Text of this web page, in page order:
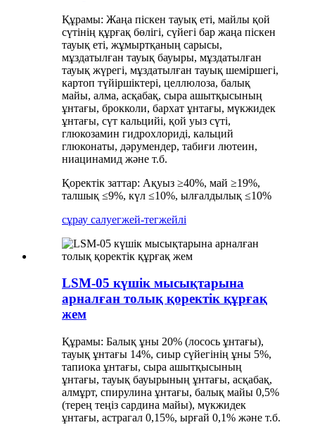
Құрамы: Жаңа піскен тауық еті, майлы қой
сүтінің құрғақ бөлігі, сүйегі бар жаңа піскен
тауық еті, жұмыртқаның сарысы,
мұздатылған тауық бауыры, мұздатылған
тауық жүрегі, мұздатылған тауық шеміршегі,
картоп түйіршіктері, целлюлоза, балық
майы, алма, асқабақ, сыра ашытқысының
ұнтағы, брокколи, бархат ұнтағы, мүкжидек
ұнтағы, сүт кальцийі, қой уыз сүті,
глюкозамин гидрохлориді, кальций
глюконаты, дәрумендер, табиғи лютеин,
ниацинамид және т.б.
Қоректік заттар: Ақуыз ≥40%, май ≥19%,
талшық ≤9%, күл ≤10%, ылғалдылық ≤10%
сұрау салуегжей-тегжейлі
LSM-05 күшік мысықтарына
арналған толық қоректік құрғақ
жем
Құрамы: Балық ұны 20% (лосось ұнтағы),
тауық ұнтағы 14%, сиыр сүйегінің ұны 5%,
тапиока ұнтағы, сыра ашытқысының
ұнтағы, тауық бауырының ұнтағы, асқабақ,
алмұрт, спирулина ұнтағы, балық майы 0,5%
(терең теңіз сардина майы), мүкжидек
ұнтағы, астрагал 0,15%, ырғай 0,1% және т.б.